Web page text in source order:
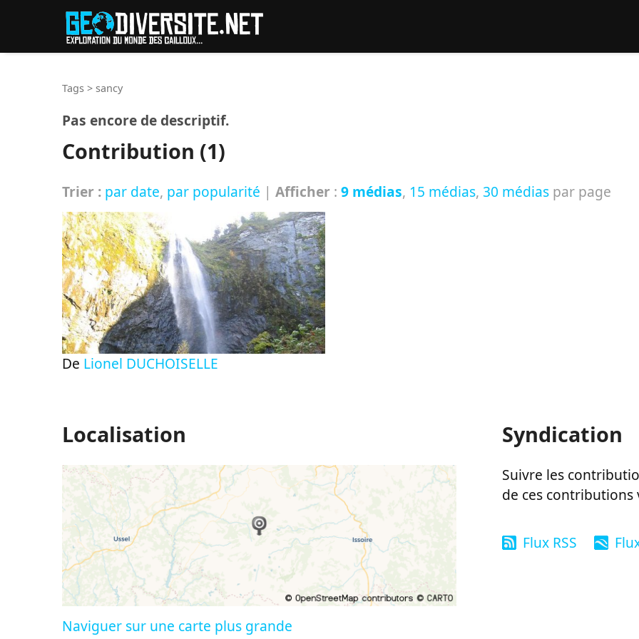
Tags > sancy
Pas encore de descriptif.
Contribution (1)
Trier : par date, par popularité | Afficher : 9 médias, 15 médias, 30 médias par page
De Lionel DUCHOISELLE
Localisation
Naviguer sur une carte plus grande
Syndication
Suivre les
de ces
Flux RSS